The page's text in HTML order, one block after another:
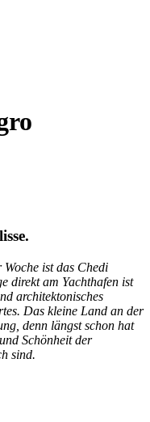
ist das Chedi
direkt am Yachthafen ist
architektonisches
Das kleine Land an der
denn längst schon hat
Schönheit der
sind.